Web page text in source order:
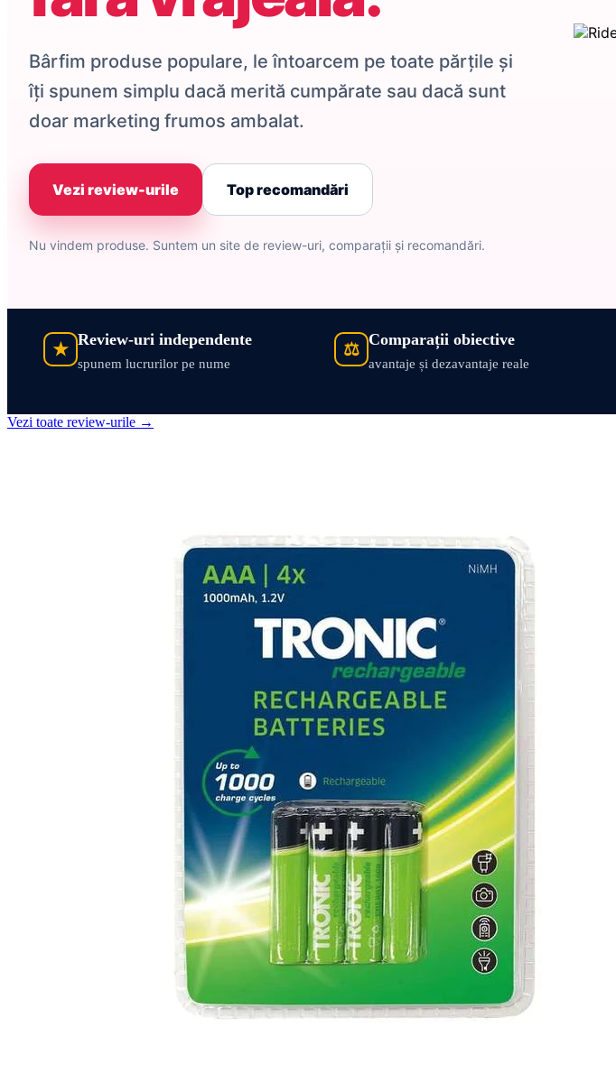
Bârfim produse populare, le întoarcem pe toate părțile și
îți spunem simplu dacă merită cumpărate sau dacă sunt
doar marketing frumos ambalat.
Vezi review-urile Top recomandări
Nu vindem produse. Suntem un site de review-uri, comparații și recomandări.
★ Review-uri independente
spunem lucrurilor pe nume
⚖ Comparații obiective
avantaje și dezavantaje reale
Vezi toate review-urile →